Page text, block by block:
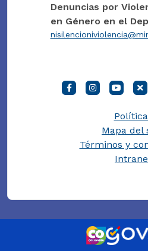
Denuncias por
en Género en el
Mapa del
Términos y